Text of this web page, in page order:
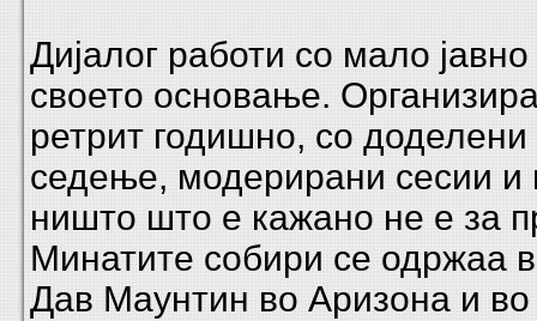
Дијалог работи со мало
своето основање.
ретрит годишно, со
седење, модерирани сесии и
ништо што е кажано не е за
Минатите собири се одржаа
Дав Маунтин во Аризона и